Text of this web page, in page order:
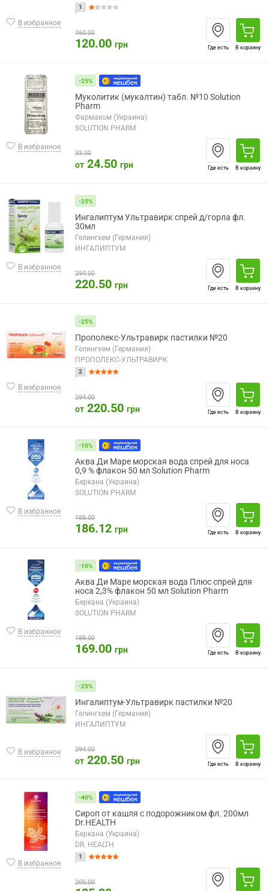
В избранное
1
160.00
120.00 грн Где есть В корзину
В избранное
-25%
Муколитик (мукалтин) табл. №10 Solution
Pharm
Фармаком (Украина)
SOLUTION PHARM
33.00
от 24.50 грн Где есть В корзину
В избранное
-25%
Ингалиптум Ультравирк спрей д/горла фл.
30мл
Гелингхем (Германия)
ИНГАЛИПТУМ
294.00
220.50 грн Где есть В корзину
В избранное
-25%
Прополекс-Ультравирк пастилки №20
Гелингхем (Германия)
ПРОПОЛЕКС-УЛЬТРАВИРК
2
294.00
от 220.50 грн Где есть В корзину
В избранное
-10%
Аква Ди Маре морская вода спрей для носа
0,9 % флакон 50 мл Solution Pharm
Беркана (Украина)
SOLUTION PHARM
188.00
186.12 грн Где есть В корзину
В избранное
-10%
Аква Ди Маре морская вода Плюс спрей для
носа 2,3% флакон 50 мл Solution Pharm
Беркана (Украина)
SOLUTION PHARM
188.00
169.00 грн Где есть В корзину
В избранное
-25%
Ингалиптум-Ультравирк пастилки №20
Гелингхем (Германия)
ИНГАЛИПТУМ
294.00
от 220.50 грн Где есть В корзину
В избранное
-40%
Сироп от кашля с подорожником фл. 200мл
Dr.HEALTH
Беркана (Украина)
DR. HEALTH
1
205.00